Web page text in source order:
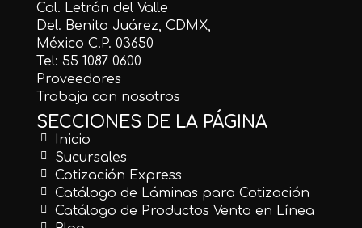
Col. Letrán del Valle
Del. Benito Juárez, CDMX,
México C.P. 03650
Tel: 55 1087 0600
Proveedores
Trabaja con nosotros
SECCIONES DE LA PÁGINA
Inicio
Sucursales
Cotización Express
Catálogo de Láminas para Cotización
Catálogo de Productos Venta en Línea